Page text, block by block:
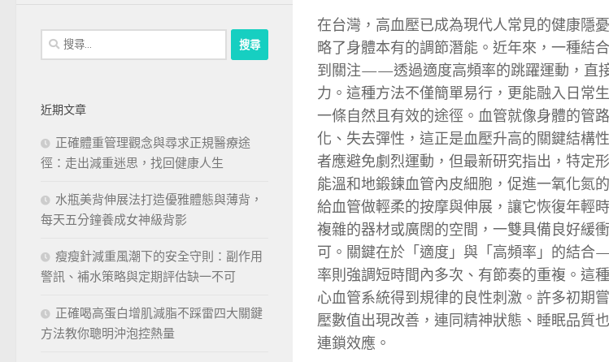
在台灣，高血壓已成為現代人常見的健康隱
略了身體本有的調節潛能。近年來，一種結
到關注——透過適度高頻率的跳躍運動，直
力。這種方法不僅簡單易行，更能融入日常
一條自然且有效的途徑。血管就像身體的管
化、失去彈性，這正是血壓升高的關鍵結構
者應避免劇烈運動，但最新研究指出，特定
能溫和地鍛鍊血管內皮細胞，促進一氧化氮
給血管做輕柔的按摩與伸展，讓它恢復年輕
複雜的器材或廣闊的空間，一雙具備良好緩
可。關鍵在於「適度」與「高頻率」的結
率則強調短時間內多次、有節奏的重複。這
心血管系統得到規律的良性刺激。許多初期
壓數值出現改善，連同精神狀態、睡眠品質
連鎖效應。
搜
尋
字:
近期文章
正確體重管理觀念與尋求正規醫療途
徑：走出減重迷思，找回健康人生
水瓶美背伸展法打造優雅體態與薄背，
每天五分鐘養成女神級背影
瘦瘦針減重風潮下的安全守則：副作用
警訊、補水策略與定期評估缺一不可
正確喝高蛋白增肌減脂不踩雷四大關鍵
方法教你聰明沖泡控熱量